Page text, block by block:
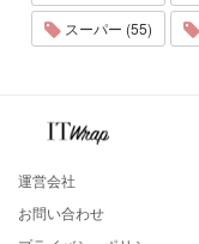
スーパー (55)
運営会社
お問い合わせ